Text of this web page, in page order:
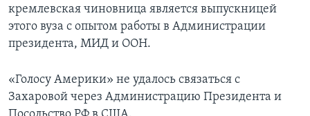
кремлевская чиновница является выпускницей
этого вуза с опытом работы в Администрации
президента, МИД и ООН.
«Голосу Америки» не удалось связаться с
Захаровой через Администрацию Президента и